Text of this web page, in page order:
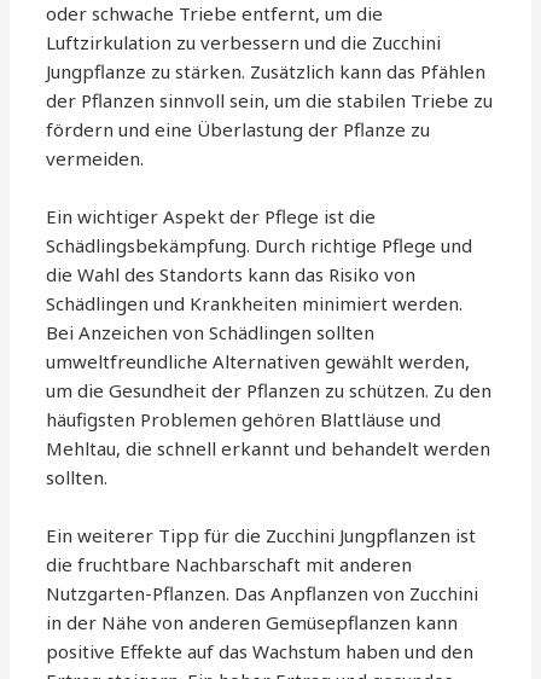
oder schwache Triebe entfernt, um die
Luftzirkulation zu verbessern und die Zucchini
Jungpflanze zu stärken. Zusätzlich kann das Pfählen
der Pflanzen sinnvoll sein, um die stabilen Triebe zu
fördern und eine Überlastung der Pflanze zu
vermeiden.
Ein wichtiger Aspekt der Pflege ist die
Schädlingsbekämpfung. Durch richtige Pflege und
die Wahl des Standorts kann das Risiko von
Schädlingen und Krankheiten minimiert werden.
Bei Anzeichen von Schädlingen sollten
umweltfreundliche Alternativen gewählt werden,
um die Gesundheit der Pflanzen zu schützen. Zu den
häufigsten Problemen gehören Blattläuse und
Mehltau, die schnell erkannt und behandelt werden
sollten.
Ein weiterer Tipp für die Zucchini Jungpflanzen ist
die fruchtbare Nachbarschaft mit anderen
Nutzgarten-Pflanzen. Das Anpflanzen von Zucchini
in der Nähe von anderen Gemüsepflanzen kann
positive Effekte auf das Wachstum haben und den